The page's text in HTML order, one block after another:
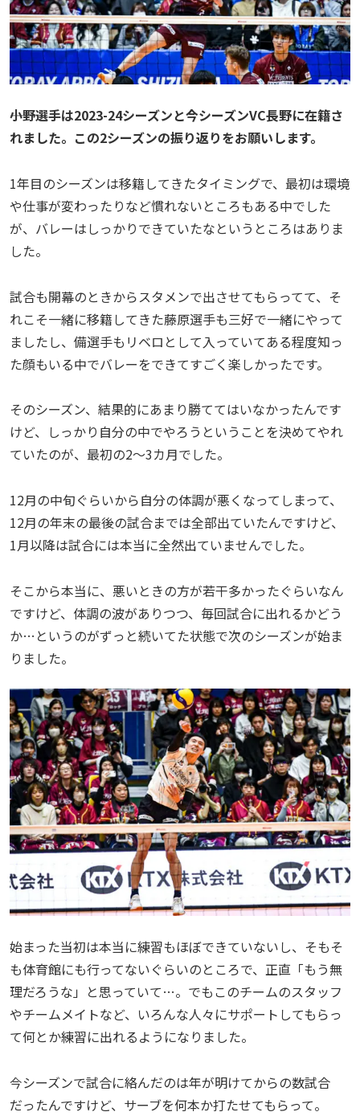
――小野選手は2023-24シーズンと今シーズンVC長野に在籍さ
れました。この2シーズンの振り返りをお願いします。
1年目のシーズンは移籍してきたタイミングで、最初は環境
や仕事が変わったりなど慣れないところもある中でした
が、バレーはしっかりできていたなというところはありま
した。
試合も開幕のときからスタメンで出させてもらってて、そ
れこそ一緒に移籍してきた藤原選手も三好で一緒にやって
ましたし、備選手もリベロとして入っていてある程度知っ
た顔もいる中でバレーをできてすごく楽しかったです。
そのシーズン、結果的にあまり勝ててはいなかったんです
けど、しっかり自分の中でやろうということを決めてやれ
ていたのが、最初の2～3カ月でした。
12月の中旬ぐらいから自分の体調が悪くなってしまって、
12月の年末の最後の試合までは全部出ていたんですけど、
1月以降は試合には本当に全然出ていませんでした。
そこから本当に、悪いときの方が若干多かったぐらいなん
ですけど、体調の波がありつつ、毎回試合に出れるかどう
か…というのがずっと続いてた状態で次のシーズンが始ま
りました。
始まった当初は本当に練習もほぼできていないし、そもそ
も体育館にも行ってないぐらいのところで、正直「もう無
理だろうな」と思っていて…。でもこのチームのスタッフ
やチームメイトなど、いろんな人々にサポートしてもらっ
て何とか練習に出れるようになりました。
今シーズンで試合に絡んだのは年が明けてからの数試合
だったんですけど、サーブを何本か打たせてもらって。